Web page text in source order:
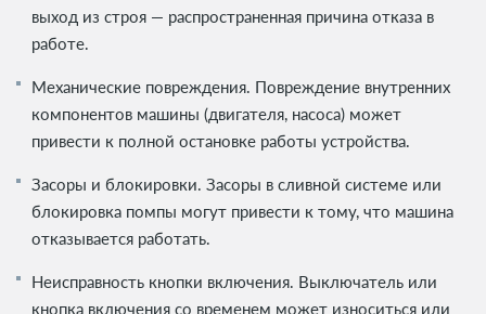
выход из строя — распространенная причина отказа в
работе.
Механические повреждения. Повреждение внутренних
компонентов машины (двигателя, насоса) может
привести к полной остановке работы устройства.
Засоры и блокировки. Засоры в сливной системе или
блокировка помпы могут привести к тому, что машина
отказывается работать.
Неисправность кнопки включения. Выключатель или
кнопка включения со временем может износиться или